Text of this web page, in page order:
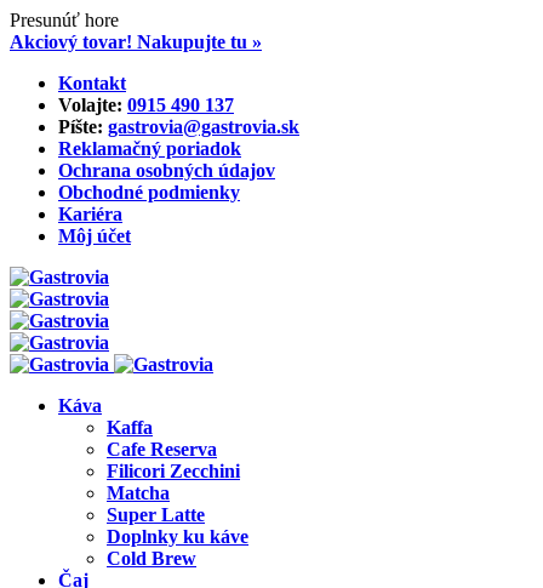
Presunúť hore
Akciový tovar! Nakupujte tu »
content
Kontakt
Volajte: 0915 490 137‬
Píšte: gastrovia@gastrovia.sk‬
Reklamačný poriadok
Ochrana osobných údajov
Obchodné podmienky
Kariéra
Môj účet
Káva
Kaffa
Cafe Reserva
Filicori Zecchini
Matcha
Super Latte
Doplnky ku káve
Cold Brew
Čaj